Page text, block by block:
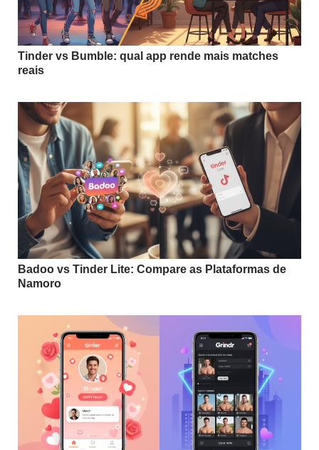
Tinder vs Bumble: qual app rende mais matches
reais
Badoo vs Tinder Lite: Compare as Plataformas de
Namoro